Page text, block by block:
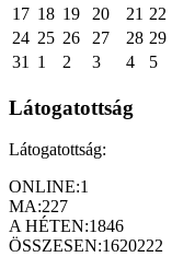
17 18 19 20 21 22
24 25 26 27 28 29
31
1 2 3 4 5
Látogatottság
Látogatottság:
ONLINE:1
MA:227
A HÉTEN:1846
ÖSSZESEN:1620222